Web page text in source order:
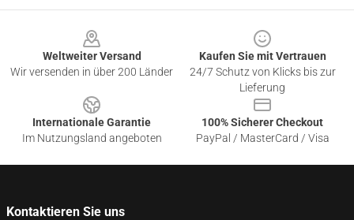
Weltweiter Versand
Wir versenden in über 200 Länder
Kaufen Sie mit Vertrauen
24/7 Schutz von Klicks bis zur
Lieferung
Internationale Garantie
Im Nutzungsland angeboten
100% Sicherer Checkout
PayPal / MasterCard / Visa
Kontaktieren Sie uns